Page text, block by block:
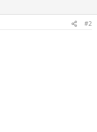
#2